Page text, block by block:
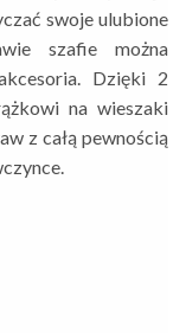
swoje ulubione
szafie można
Dzięki 2
na wieszaki
z całą pewnością